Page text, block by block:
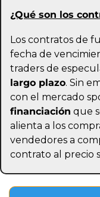
¿Qué son los
Los contratos de
fecha de
traders de
largo plazo. Sin
financiación que
alienta a los
vendedores a
contrato al precio